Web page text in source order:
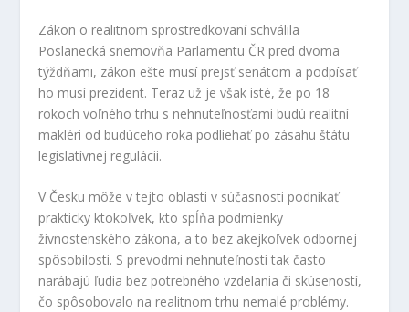
Zákon o realitnom sprostredkovaní schválila
Poslanecká snemovňa Parlamentu ČR pred dvoma
týždňami, zákon ešte musí prejsť senátom a podpísať
ho musí prezident. Teraz už je však isté, že po 18
rokoch voľného trhu s nehnuteľnosťami budú realitní
makléri od budúceho roka podliehať po zásahu štátu
legislatívnej regulácii.
V Česku môže v tejto oblasti v súčasnosti podnikať
prakticky ktokoľvek, kto spĺňa podmienky
živnostenského zákona, a to bez akejkoľvek odbornej
spôsobilosti. S prevodmi nehnuteľností tak často
narábajú ľudia bez potrebného vzdelania či skúseností,
čo spôsobovalo na realitnom trhu nemalé problémy.